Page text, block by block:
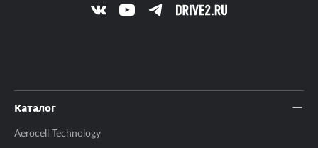
Каталог
Aerocell Technology